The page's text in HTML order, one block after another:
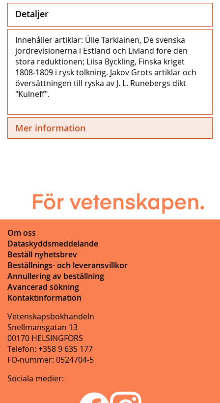
Detaljer
Innehåller artiklar: Ülle Tarkiainen, De svenska
jordrevisionerna i Estland och Livland före den
stora reduktionen; Liisa Byckling, Finska kriget
1808‒1809 i rysk tolkning. Jakov Grots artiklar och
översättningen till ryska av J. L. Runebergs dikt
"Kulneff".
Mer information
Om oss
Dataskyddsmeddelande
Beställ nyhetsbrev
Beställnings- och leveransvillkor
Annullering av beställning
Avancerad sökning
Kontaktinformation
Vetenskapsbokhandeln
Snellmansgatan 13
00170 HELSINGFORS
Telefon: +358 9 635 177
FO-nummer: 0524704-5
Sociala medier: